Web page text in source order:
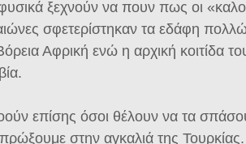
ξεχνούν να πουν πως οι
σφετερίστηκαν τα εδάφη
Αφρική ενώ η αρχική κοιτίδα
επίσης όσοι θέλουν να τα
στην αγκαλιά της Τουρκίας.